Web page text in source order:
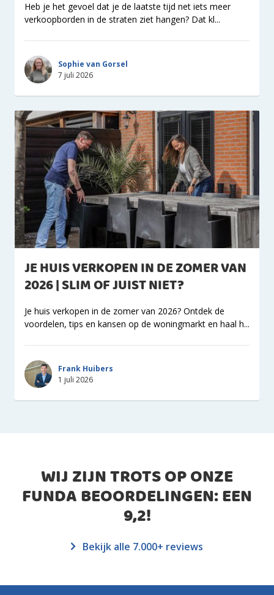
Heb je het gevoel dat je de laatste tijd net iets meer
verkoopborden in de straten ziet hangen? Dat kl...
Sophie van Gorsel
7 juli 2026
JE HUIS VERKOPEN IN DE ZOMER VAN
2026 | SLIM OF JUIST NIET?
Je huis verkopen in de zomer van 2026? Ontdek de
voordelen, tips en kansen op de woningmarkt en haal h...
Frank Huibers
1 juli 2026
WIJ ZIJN TROTS OP ONZE
FUNDA BEOORDELINGEN: EEN
9,2!
Bekijk alle 7.000+ reviews